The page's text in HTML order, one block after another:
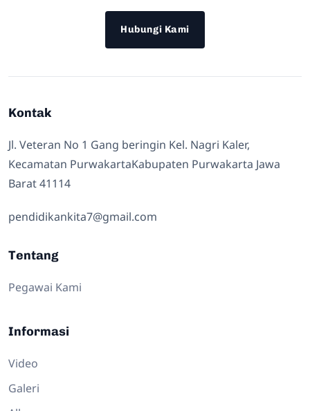
Hubungi Kami
Kontak
Jl. Veteran No 1 Gang beringin Kel. Nagri Kaler,
Kecamatan PurwakartaKabupaten Purwakarta Jawa
Barat 41114
pendidikankita7@gmail.com
Tentang
Pegawai Kami
Informasi
Video
Galeri